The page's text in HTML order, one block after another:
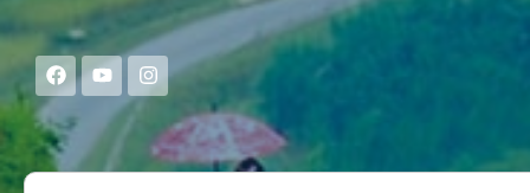
F
a
c
e
b
o
Y
o
u
t
u
b
I
n
s
a
g
Search